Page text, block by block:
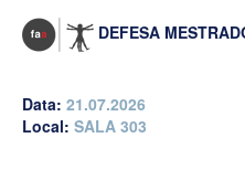
DEFESA
Data: 21.07.2026
Local: SALA 303